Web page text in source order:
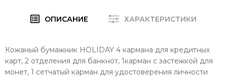
ОПИСАНИЕ ХАРАКТЕРИСТИКИ
Кожаный бумажник HOLIDAY 4 кармана для кредитных
карт, 2 отделения для банкнот, 1карман с застежкой для
монет, 1 сетчатый карман для удостоверения личности